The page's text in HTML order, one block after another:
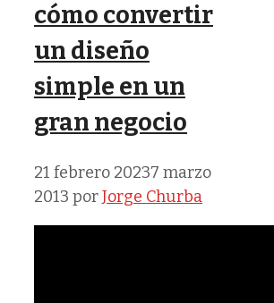
cómo convertir
un diseño
simple en un
gran negocio
21 febrero 20237 marzo
2013 porJorge Churba